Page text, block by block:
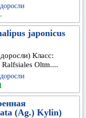
japonicus
Класс:
Oltm....
(Ag.) Kylin)